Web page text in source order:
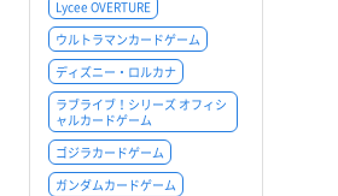
Lycee OVERTURE
ウルトラマンカードゲーム
ディズニー・ロルカナ
ラブライブ！シリーズ オフィシ
ャルカードゲーム
ゴジラカードゲーム
ガンダムカードゲーム